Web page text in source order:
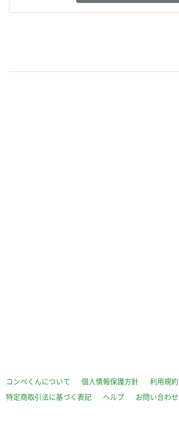
コンペくんについて 個人情報保護方針
利用規約
特定商取引法に基づく表記
ヘルプ お問い合わせ